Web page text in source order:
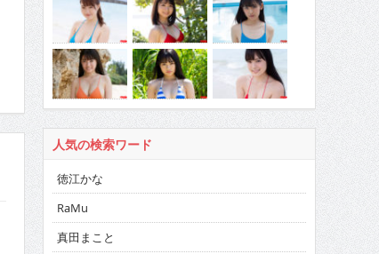
人気の検索ワード
徳江かな
RaMu
真田まこと